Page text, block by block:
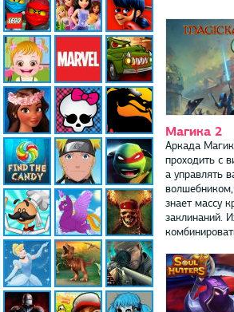
Магика 2
Аркада
проходить с
а управлять
знает массу
заклинаний.